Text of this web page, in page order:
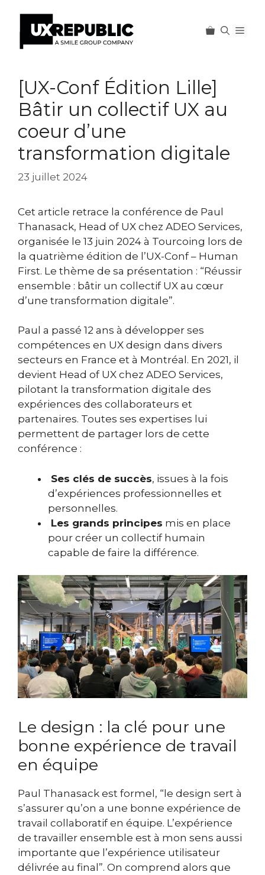
contenu[UX-Conf Édition Lille]
Bâtir un collectif UX au
coeur d’une
transformation digitale
23 juillet 2024
Cet article retrace la conférence de Paul
Thanasack, Head of UX chez ADEO Services,
organisée le 13 juin 2024 à Tourcoing lors de
la quatrième édition de l’UX-Conf – Human
First. Le thème de sa présentation : “Réussir
ensemble : bâtir un collectif UX au cœur
d’une transformation digitale”.
Paul a passé 12 ans à développer ses
compétences en UX design dans divers
secteurs en France et à Montréal. En 2021, il
devient Head of UX chez ADEO Services,
pilotant la transformation digitale des
expériences des collaborateurs et
partenaires. Toutes ses expertises lui
permettent de partager lors de cette
conférence :
Ses clés de succès, issues à la fois
d’expériences professionnelles et
personnelles.
Les grands principes mis en place
pour créer un collectif humain
capable de faire la différence.
Le design : la clé pour une
bonne expérience de travail
en équipe
Paul Thanasack est formel, “le design sert à
s’assurer qu’on a une bonne expérience de
travail collaboratif en équipe. L’expérience
de travailler ensemble est à mon sens aussi
importante que l’expérience utilisateur
délivrée au final”. On comprend alors que